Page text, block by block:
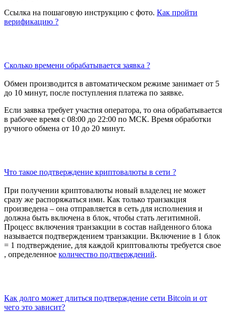
Ссылка на пошаговую инструкцию с фото. Как пройти
верификацию ?
Сколько времени обрабатывается заявка ?
Обмен производится в автоматическом режиме занимает от 5
до 10 минут, после поступления платежа по заявке.
Если заявка требует участия оператора, то она обрабатывается
в рабочее время с 08:00 до 22:00 по МСК. Время обработки
ручного обмена от 10 до 20 минут.
Что такое подтверждение криптовалюты в сети ?
При получении криптовалюты новый владелец не может
сразу же распоряжаться ими. Как только транзакция
произведена – она отправляется в сеть для исполнения и
должна быть включена в блок, чтобы стать легитимной.
Процесс включения транзакции в состав найденного блока
называется подтверждением транзакции. Включение в 1 блок
= 1 подтверждение, для каждой криптовалюты требуется свое
, определенное количество подтверждений.
Как долго может длиться подтверждение сети Bitcoin и от
чего это зависит?